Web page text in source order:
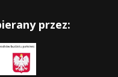
przez: